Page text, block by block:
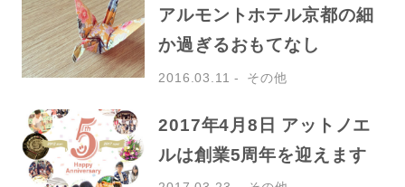
アルモントホテル京都の細
か過ぎるおもてなし
2016.03.11 その他
2017年4月8日 アットノエ
ルは創業5周年を迎えます